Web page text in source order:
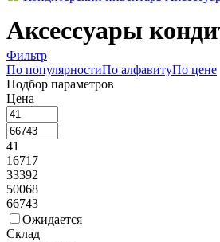
Аксессуары
Фильтр
По популярностиПо алфавитуПо цене
Подбор параметров
Цена
41
16717
33392
50068
66743
Ожидается
Склад